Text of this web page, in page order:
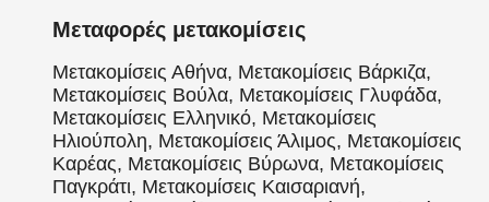
Μεταφορές μετακομίσεις
Μετακομίσεις Αθήνα, Μετακομίσεις Βάρκιζα,
Μετακομίσεις Βούλα, Μετακομίσεις Γλυφάδα,
Μετακομίσεις Ελληνικό, Μετακομίσεις
Ηλιούπολη, Μετακομίσεις Άλιμος, Μετακομίσεις
Καρέας, Μετακομίσεις Βύρωνα, Μετακομίσεις
Παγκράτι, Μετακομίσεις Καισαριανή,